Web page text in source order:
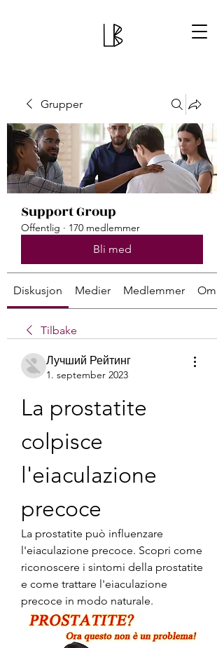
Grupper
Support Group
Offentlig · 170 medlemmer
Bli med
Diskusjon Medier Medlemmer Om
Tilbake
Лучший Рейтинг
1. september 2023
La prostatite
colpisce
l'eiaculazione
precoce
La prostatite può influenzare
l'eiaculazione precoce. Scopri come
riconoscere i sintomi della prostatite
e come trattare l'eiaculazione
precoce in modo naturale.